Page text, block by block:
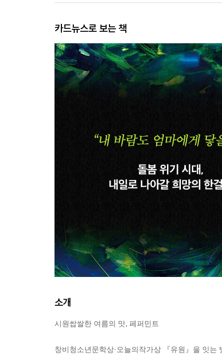
카드뉴스로 보는 책
소개
시원쌉쌀한 여름의 맛, 페퍼민트
창비청소년문학상·오늘의작가상 『유원』을 잇는